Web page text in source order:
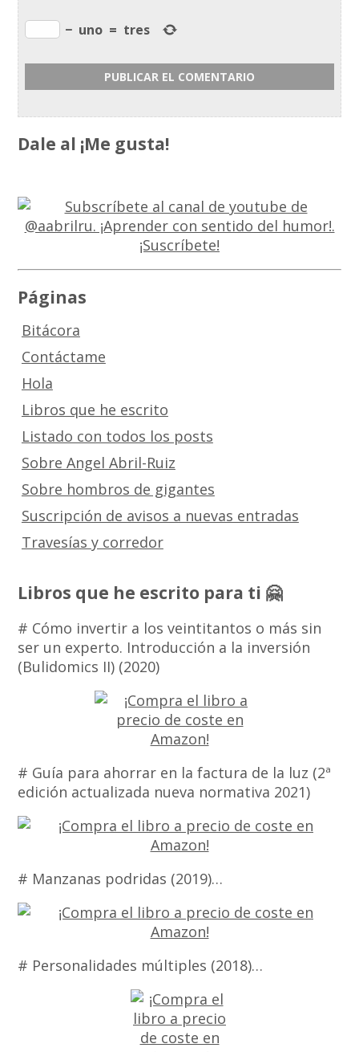
− uno = tres
Dale al ¡Me gusta!
Páginas
Bitácora
Contáctame
Hola
Libros que he escrito
Listado con todos los posts
Sobre Angel Abril-Ruiz
Sobre hombros de gigantes
Suscripción de avisos a nuevas entradas
Travesías y corredor
Libros que he escrito para ti 🤗
# Cómo invertir a los veintitantos o más sin
ser un experto. Introducción a la inversión
(Bulidomics II) (2020)
# Guía para ahorrar en la factura de la luz (2ª
edición actualizada nueva normativa 2021)
# Manzanas podridas (2019)…
# Personalidades múltiples (2018)…